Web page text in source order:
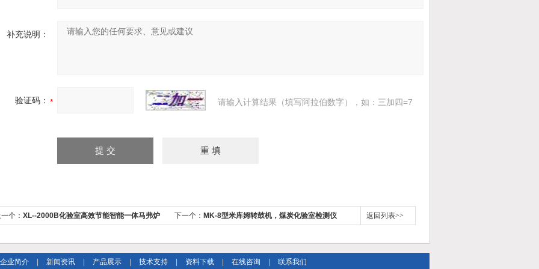
补充说明：
验证码： 请输入计算结果（填写阿拉伯数字），如：三加四=7
个： XL--2000B化验室高效节能智能一体马弗炉 下一个： MK-8型米库姆转鼓机，煤炭化验室检测仪 返回列表>>
企业简介 新闻资讯 产品展示 技术支持 资料下载 在线咨询 联系我们